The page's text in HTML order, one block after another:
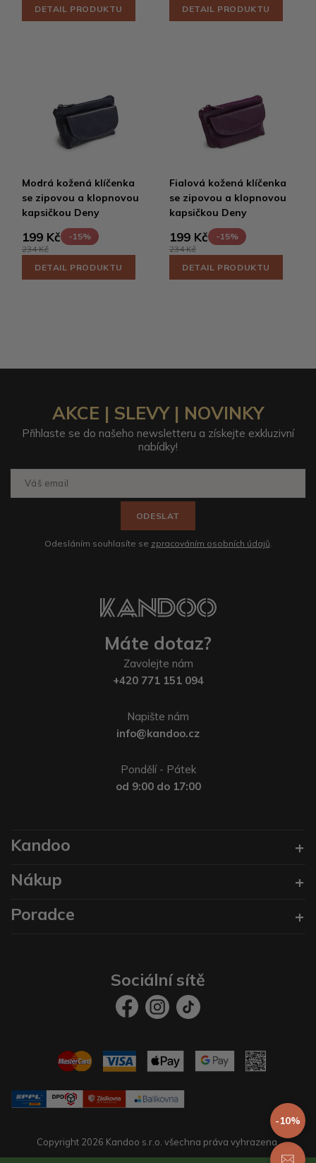
DETAIL PRODUKTU
DETAIL PRODUKTU
Modrá kožená klíčenka
se zipovou a klopnovou
kapsičkou Deny
199 Kč
-15%
234 Kč
DETAIL PRODUKTU
Fialová kožená klíčenka
se zipovou a klopnovou
kapsičkou Deny
199 Kč
-15%
234 Kč
DETAIL PRODUKTU
AKCE | SLEVY | NOVINKY
Přihlaste se do našeho newsletteru a získejte exkluzivní
nabídky!
ODESLAT
Odesláním souhlasíte se zpracováním osobních údajů
-10%
Máte dotaz?
Zavolejte nám
+420 771 151 094
Napište nám
info@kandoo.cz
Pondělí - Pátek
od 9:00 do 17:00
Kandoo
Nákup
Poradce
Sociální sítě
Copyright 2026 Kandoo s.r.o. všechna práva vyhrazena.